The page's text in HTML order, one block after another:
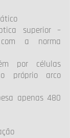
superior –
a norma
por células
próprio arco
apenas 480